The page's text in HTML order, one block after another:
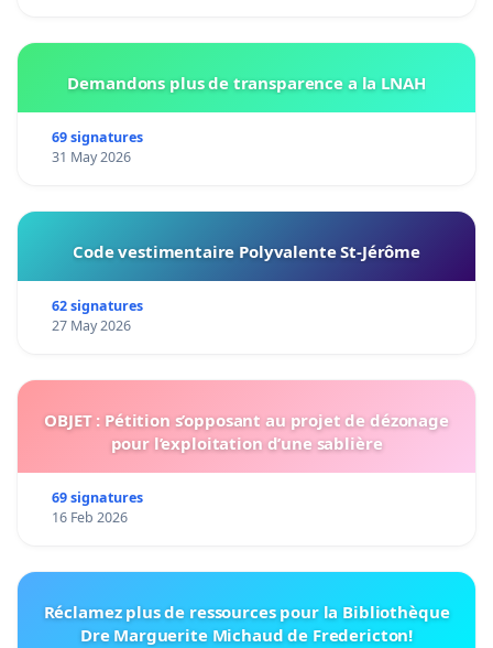
Demandons plus de transparence a la LNAH
69 signatures
31 May 2026
Code vestimentaire Polyvalente St-Jérôme
62 signatures
27 May 2026
OBJET : Pétition s’opposant au projet de dézonage
pour l’exploitation d’une sablière
69 signatures
16 Feb 2026
Réclamez plus de ressources pour la Bibliothèque
Dre Marguerite Michaud de Fredericton!